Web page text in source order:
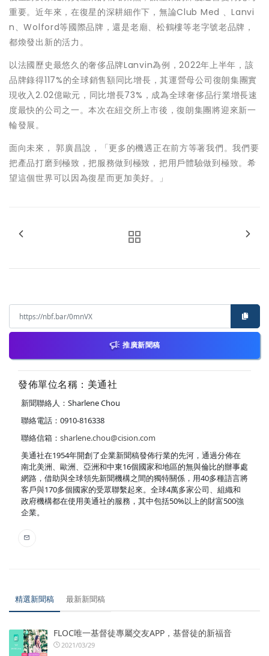
重要。近年來，在復星的深耕細作下，無論Club Med 、Lanvi
n、Wolford等國際品牌，還是老廟、松鶴樓等老字號老品牌，
都煥發出新的活力。
以法國歷史最悠久的奢侈品牌Lanvin為例，2022年上半年，該
品牌錄得117%的全球銷售額同比增長，其運營母公司復朗集團實
現收入2.02億歐元，同比增長73%，成為全球奢侈品行業增長速
度最快的公司之一。本次在紐交所上市後，復朗集團將迎來新一
輪發展。
面向未來， 郭廣昌說，「更多的機遇正在前方等著我們。我們要
把產品打磨到極致，把服務做到極致，把用戶體驗做到極致。希
望這個世界可以因為復星而更加美好。」
推廣新聞稿
發佈單位名稱：美通社
新聞聯絡人：Sharlene Chou
聯絡電話：0910-816338
聯絡信箱： sharlene.chou@cision.com
美通社在1954年開創了企業新聞稿發佈行業的先河，通過分佈在
南北美洲、歐洲、亞洲和中東16個國家和地區的無與倫比的辦事處
網路，借助與全球領先新聞機構之間的獨特關係，用40多種語言將
客戶與170多個國家的受眾聯繫起來。全球4萬多家公司、組織和
政府機構都在使用美通社的服務，其中包括50%以上的財富500強
企業。
精選新聞稿 最新新聞稿
FLOC唯一基督徒專屬交友APP，基督徒的新福音
2021/03/29